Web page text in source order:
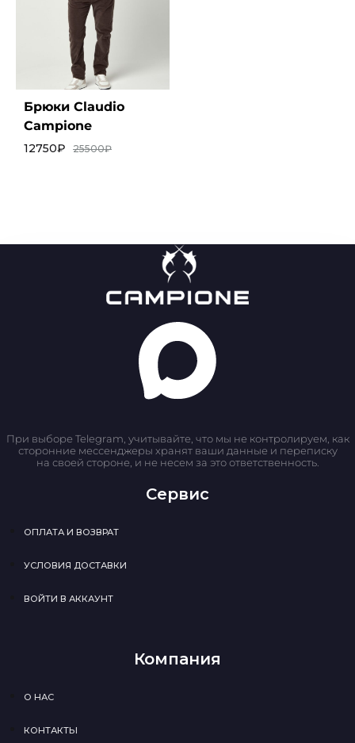
Брюки Claudio
Campione
12750₽ 25500₽
При выборе Telegram, учитывайте, что мы не контролируем, как
сторонние мессенджеры хранят ваши данные и переписку
на своей стороне, и не несем за это ответственность.
Сервис
ОПЛАТА И ВОЗВРАТ
УСЛОВИЯ ДОСТАВКИ
ВОЙТИ В АККАУНТ
Компания
О НАС
КОНТАКТЫ